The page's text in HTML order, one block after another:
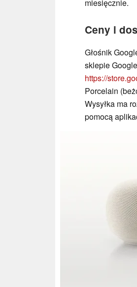
miesięcznie.
Ceny i
Głośnik
sklepie
https://
Porcelain
Wysyłka ma
pomocą